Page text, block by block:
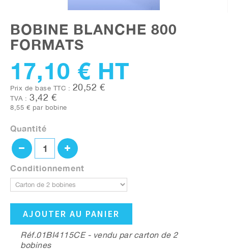
BOBINE BLANCHE 800
FORMATS
17,10 € HT
Prix de base TTC : 20,52 €
TVA : 3,42 €
8,55 € par bobine
Quantité
Conditionnement
AJOUTER AU PANIER
Réf.01BI4115CE - vendu par carton de 2
bobines